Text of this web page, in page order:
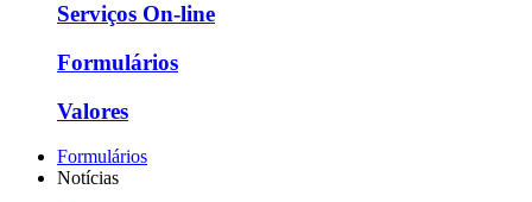
Serviços On-line
Formulários
Valores
Formulários
Notícias